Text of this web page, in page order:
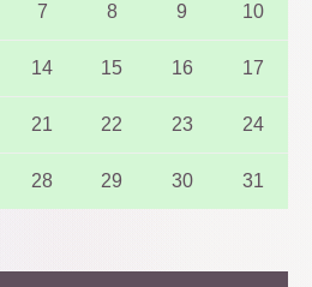
7 8 9 10
14 15 16 17
21 22 23 24
28 29 30 31